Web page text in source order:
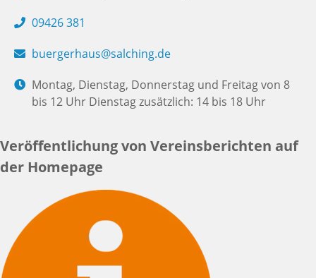
09426 381
buergerhaus@salching.de
Montag, Dienstag, Donnerstag und Freitag von 8
bis 12 Uhr Dienstag zusätzlich: 14 bis 18 Uhr
Veröffentlichung von Vereinsberichten auf
der Homepage